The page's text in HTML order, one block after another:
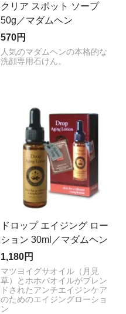
クリア スポット ソープ
50g／マダムヘン
570円
人気のマダムヘンの本格的な
洗顔専用石けん。
ドロップ エイジング ロー
ション 30ml／マダムヘン
1,180円
マツヨイグサオイル（月見
草）とホホバオイルがブレン
ドされたアンチエイジンケア
のためのエイジングローショ
ン